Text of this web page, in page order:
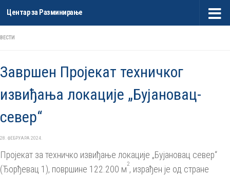
Skip to content
Центар за Разминирање
ВЕСТИ
Завршен Пројекат техничког
извиђања локације „Бујановац-
север“
28. ФЕБРУАРА 2024.
Пројекат за техничко извиђање локације „Бујановац север“
(Ђорђевац 1), површине 122.200 м2, израђен је од стране